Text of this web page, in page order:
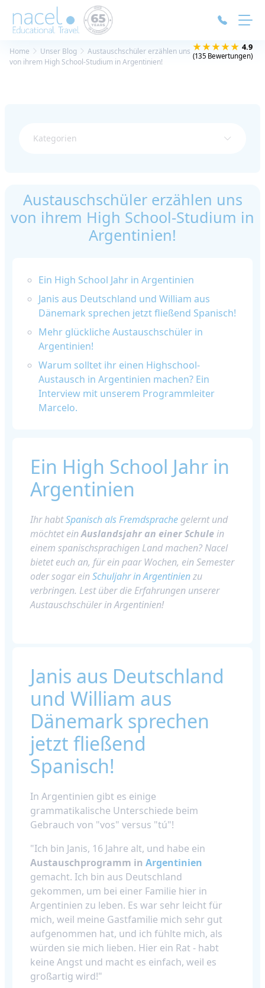
★★★★★ 4.9
(135 Bewertungen)
Home Unser Blog
Austauschschüler erzählen uns
von ihrem High School-Studium in Argentinien!
Kategorien
Austauschschüler erzählen uns
von ihrem High School-Studium in
Argentinien!
Ein High School Jahr in Argentinien
Janis aus Deutschland und William aus
Dänemark sprechen jetzt fließend Spanisch!
Mehr glückliche Austauschschüler in
Argentinien!
Warum solltet ihr einen Highschool-
Austausch in Argentinien machen? Ein
Interview mit unserem Programmleiter
Marcelo.
Ein High School Jahr in
Argentinien
Ihr habtSpanisch als Fremdsprache gelernt und
möchtet einAuslandsjahr an einer Schulein
einem spanischsprachigen Land machen? Nacel
bietet euch an, für ein paar Wochen, ein Semester
oder sogar einSchuljahr in Argentinienzu
verbringen. Lest über die Erfahrungen unserer
Austauschschüler in Argentinien!
Janis aus Deutschland
und William aus
Dänemark sprechen
jetzt fließend
Spanisch!
In Argentinien gibt es einige
grammatikalische Unterschiede beim
Gebrauch von "vos" versus "tú"!
"Ich bin Janis, 16 Jahre alt, und habe ein
Austauschprogramm in Argentinien
gemacht. Ich bin aus Deutschland
gekommen, um bei einer Familie hier in
Argentinien zu leben. Es war sehr leicht für
mich, weil meine Gastfamilie mich sehr gut
aufgenommen hat, und ich fühlte mich, als
würden sie mich lieben. Hier ein Rat - habt
keine Angst und macht es einfach, weil es
großartig wird!"
Cookie-Einstellungen